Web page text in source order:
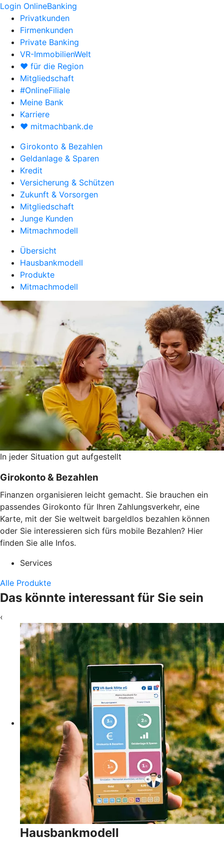
Login OnlineBanking
Privatkunden
Firmenkunden
Private Banking
VR-ImmobilienWelt
♥ für die Region
Mitgliedschaft
#OnlineFiliale
Meine Bank
Karriere
♥ mitmachbank.de
Girokonto & Bezahlen
Geldanlage & Sparen
Kredit
Versicherung & Schützen
Zukunft & Vorsorgen
Mitgliedschaft
Junge Kunden
Mitmachmodell
Übersicht
Hausbankmodell
Produkte
Mitmachmodell
In jeder Situation gut aufgestellt
Girokonto & Bezahlen
Finanzen organisieren leicht gemacht. Sie brauchen ein
passendes Girokonto für Ihren Zahlungsverkehr, eine
Karte, mit der Sie weltweit bargeldlos bezahlen können
oder Sie interessieren sich fürs mobile Bezahlen? Hier
finden Sie alle Infos.
Services
Alle Produkte
Das könnte interessant für Sie sein
‹
Hausbankmodell